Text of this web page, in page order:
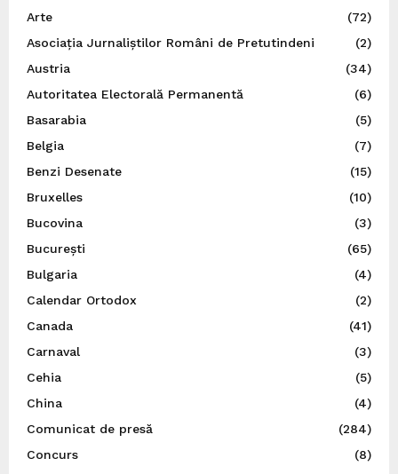
Arte
(72)
Asociația Jurnaliștilor Români de Pretutindeni
(2)
Austria
(34)
Autoritatea Electorală Permanentă
(6)
Basarabia
(5)
Belgia
(7)
Benzi Desenate
(15)
Bruxelles
(10)
Bucovina
(3)
București
(65)
Bulgaria
(4)
Calendar Ortodox
(2)
Canada
(41)
Carnaval
(3)
Cehia
(5)
China
(4)
Comunicat de presă
(284)
Concurs
(8)